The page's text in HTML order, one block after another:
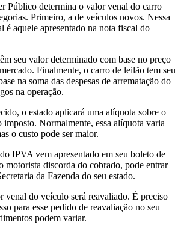
Público determina o valor venal do carro
Primeiro, a de veículos novos. Nessa
é aquele apresentado na nota fiscal do
seu valor determinado com base no preço
Finalmente, o carro de leilão tem seu
na soma das despesas de arrematação do
na operação.
o estado aplicará uma alíquota sobre o
imposto. Normalmente, essa alíquota varia
o custo pode ser maior.
IPVA vem apresentado em seu boleto de
motorista discorda do cobrado, pode entrar
da Fazenda do seu estado.
venal do veículo será reavaliado. É preciso
para esse pedido de reavaliação no seu
podem variar.